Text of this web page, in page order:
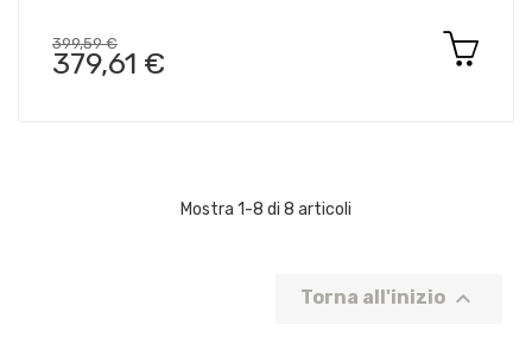
399,59 €
379,61 €
Mostra 1-8 di 8 articoli
Torna all'inizio 